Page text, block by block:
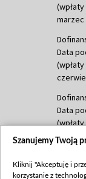
marzec
Data
Data
Szanujemy Twoją
Kliknij "Akceptuję i
korzystanie z